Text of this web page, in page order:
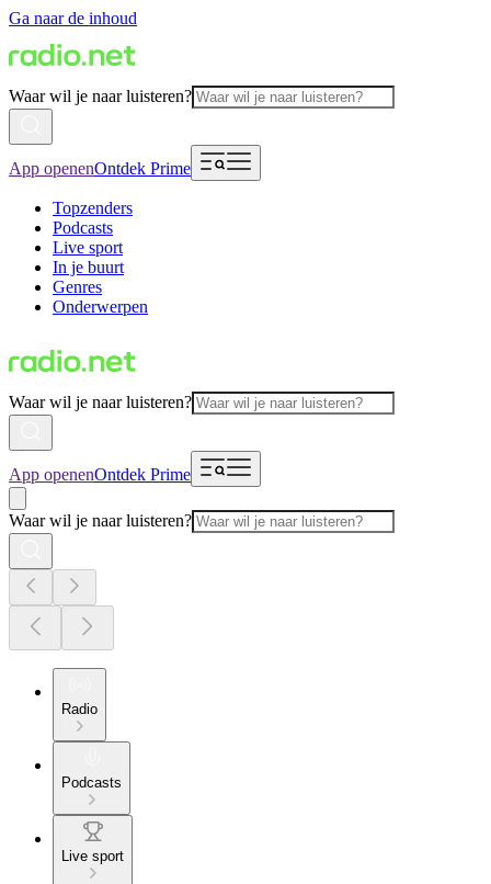
Ga naar de inhoud
Waar wil je naar luisteren?
App openenOntdek Prime
Topzenders
Podcasts
Live sport
In je buurt
Genres
Onderwerpen
Waar wil je naar luisteren?
App openenOntdek Prime
Waar wil je naar luisteren?
Radio
Podcasts
Live sport